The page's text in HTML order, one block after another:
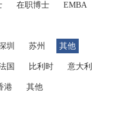
在职博士 EMBA
圳 苏州 其他
国 比利时 意大利
港 其他